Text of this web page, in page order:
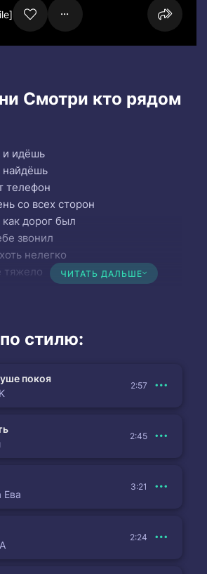
Смотри кто рядом
и идёшь
найдёшь
телефон
со всех сторон
дорог был
звонил
нелегко
тяжело
значит жить
ЧИТАТЬ ДАЛЬШЕ
стилю:
покоя
2:57
2:45
Ева
3:21
2:24